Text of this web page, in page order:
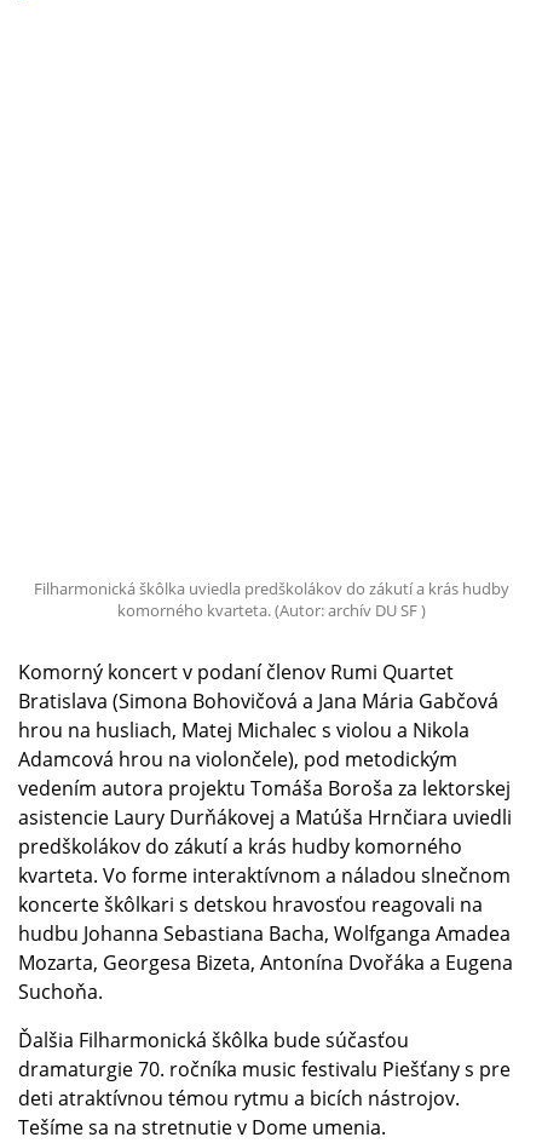
Filharmonická škôlka uviedla predškolákov do zákutí a krás hudby
komorného kvarteta. (Autor: archív DU SF )
Komorný koncert v podaní členov Rumi Quartet
Bratislava (Simona Bohovičová a Jana Mária Gabčová
hrou na husliach, Matej Michalec s violou a Nikola
Adamcová hrou na violončele), pod metodickým
vedením autora projektu Tomáša Boroša za lektorskej
asistencie Laury Durňákovej a Matúša Hrnčiara uviedli
predškolákov do zákutí a krás hudby komorného
kvarteta. Vo forme interaktívnom a náladou slnečnom
koncerte škôlkari s detskou hravosťou reagovali na
hudbu Johanna Sebastiana Bacha, Wolfganga Amadea
Mozarta, Georgesa Bizeta, Antonína Dvořáka a Eugena
Suchoňa.
Ďalšia Filharmonická škôlka bude súčasťou
dramaturgie 70. ročníka music festivalu Piešťany s pre
deti atraktívnou témou rytmu a bicích nástrojov.
Tešíme sa na stretnutie v Dome umenia.